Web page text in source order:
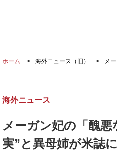
ホーム 海外ニュース（旧） メ
海外ニュース
メーガン妃の「醜
実”と異母姉が米誌